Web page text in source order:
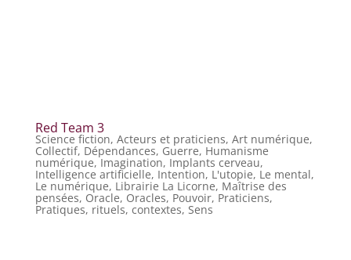
Red Team 3
Science fiction, Acteurs et praticiens, Art numérique,
Collectif, Dépendances, Guerre, Humanisme
numérique,Imagination, Implants cerveau,
Intelligence artificielle, Intention, L'utopie, Le mental,
Le numérique, Librairie La Licorne, Maîtrise des
pensées, Oracle, Oracles, Pouvoir, Praticiens,
Pratiques, rituels, contextes, Sens